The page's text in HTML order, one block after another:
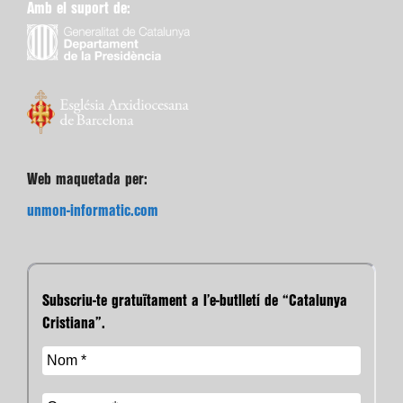
Amb el suport de:
Web maquetada per:
unmon-informatic.com
Subscriu-te gratuïtament a l’e-butlletí de “Catalunya
Cristiana”.